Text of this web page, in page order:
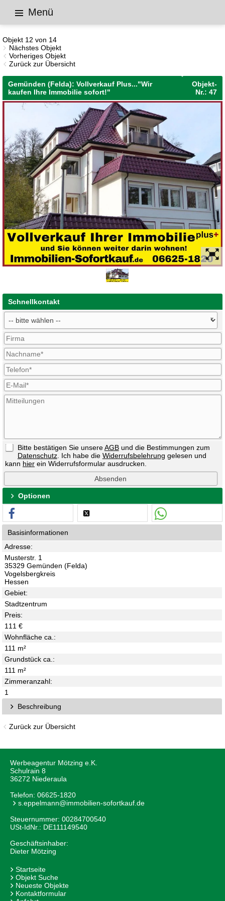
Menü
Immobilien
Objekt 12 von 14
Nächstes Objekt
Vorheriges Objekt
Zurück zur Übersicht
Gemünden (Felda): Vollverkauf Plus..."Wir
kaufen Ihre Immobilie sofort!"
Objekt-
Nr.: 47
Schnellkontakt
Bitte bestätigen Sie unsereAGBund die Bestimmungen zum
Datenschutz. Ich habe die Widerrufsbelehrung gelesen und
kann hier ein Widerrufsformular ausdrucken.
Optionen
Basisinformationen
Adresse:
Musterstr. 1
35329 Gemünden (Felda)
Vogelsbergkreis
Hessen
Gebiet:
Stadtzentrum
Preis:
111 €
Wohnfläche ca.:
111 m²
Grundstück ca.:
111 m²
Zimmeranzahl:
1
Beschreibung
Zurück zur Übersicht
Werbeagentur Mötzing e.K.
Schulrain 8
36272 Niederaula
Telefon: 06625-1820
s.eppelmann@immobilien-sofortkauf.de
Steuernummer: 00284700540
USt-IdNr.: DE111149540
Geschäftsinhaber:
Dieter Mötzing
Startseite
Objekt Suche
Neueste Objekte
Kontaktformular